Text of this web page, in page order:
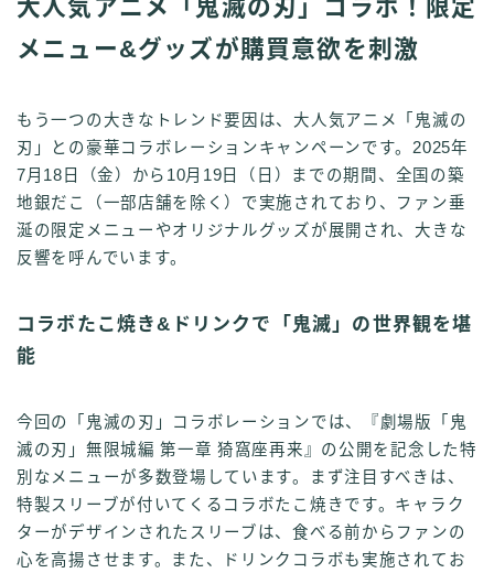
大人気アニメ「鬼滅の刃」コラボ！限定
メニュー&グッズが購買意欲を刺激
もう一つの大きなトレンド要因は、大人気アニメ「鬼滅の
刃」との豪華コラボレーションキャンペーンです。2025年
7月18日（金）から10月19日（日）までの期間、全国の築
地銀だこ（一部店舗を除く）で実施されており、ファン垂
涎の限定メニューやオリジナルグッズが展開され、大きな
反響を呼んでいます。
コラボたこ焼き&ドリンクで「鬼滅」の世界観を堪
能
今回の「鬼滅の刃」コラボレーションでは、『劇場版「鬼
滅の刃」無限城編 第一章 猗窩座再来』の公開を記念した特
別なメニューが多数登場しています。まず注目すべきは、
特製スリーブが付いてくるコラボたこ焼きです。キャラク
ターがデザインされたスリーブは、食べる前からファンの
心を高揚させます。また、ドリンクコラボも実施されてお